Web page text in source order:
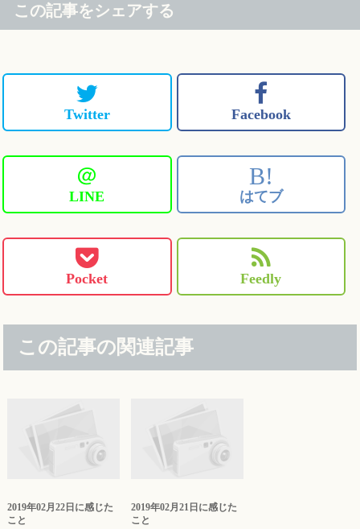
この記事をシェアする
Twitter Facebook
＠
LINE
B!
はてブ
Pocket Feedly
この記事の関連記事
2019年02月22日に感じた
こと
2019年02月21日に感じた
こと